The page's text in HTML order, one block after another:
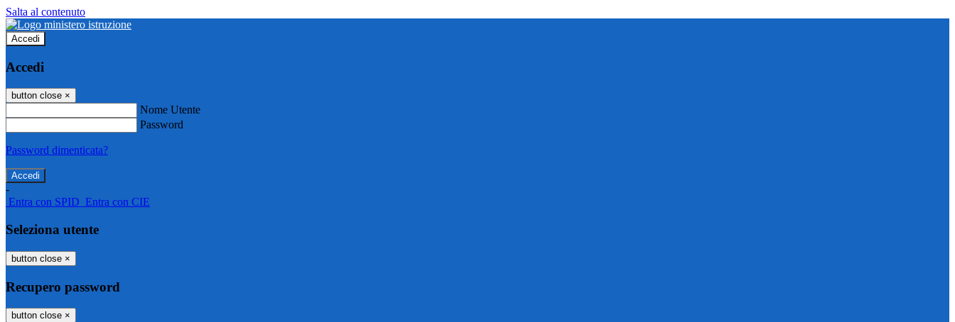
Salta al contenuto
Accedi
Accedi
button close ×
Nome Utente
Password
Password dimenticata?
-
Entra con SPID Entra con CIE
Seleziona utente
button close ×
Recupero password
button close ×